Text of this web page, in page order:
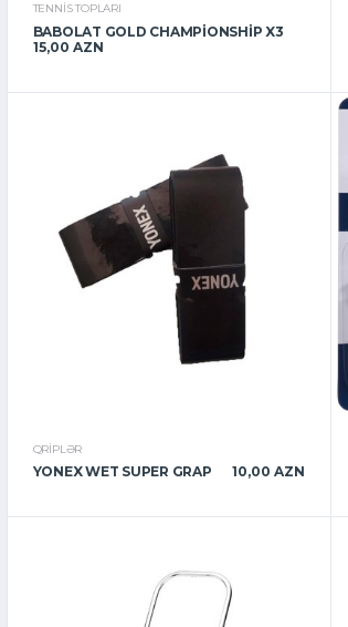
TENNIS TOPLARI
BABOLAT GOLD CHAMPIONSHIP X3
15,00 AZN
QRIPLƏR
YONEX WET SUPER GRAP 10,00 AZN